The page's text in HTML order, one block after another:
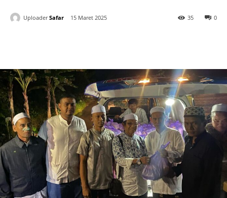
Uploader Safar 15 Maret 2025 0
35